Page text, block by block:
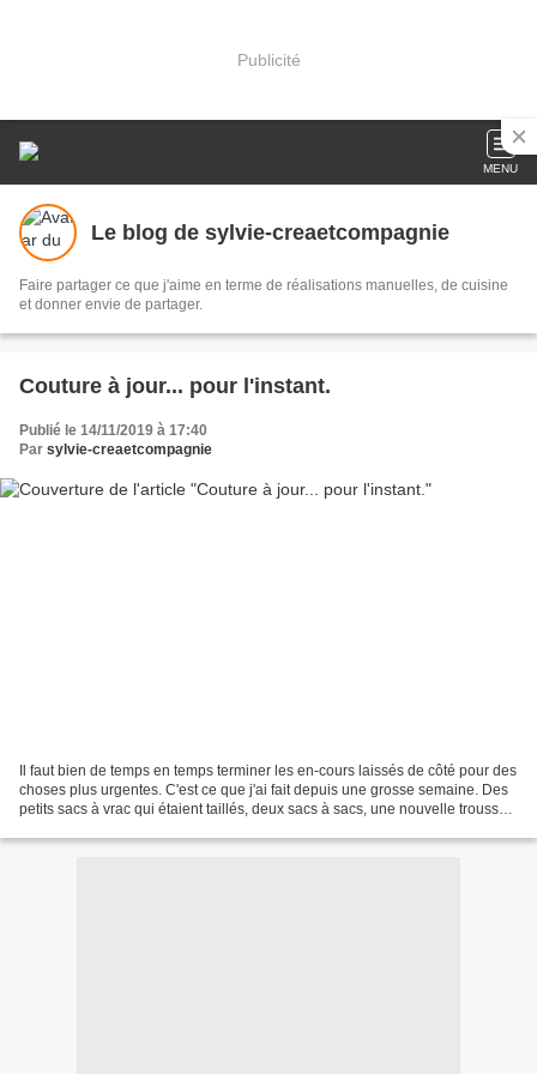
Publicité
MENU
Le blog de sylvie-creaetcompagnie
Faire partager ce que j'aime en terme de réalisations manuelles, de cuisine
et donner envie de partager.
Couture à jour... pour l'instant.
Publié le 14/11/2019 à 17:40
Par sylvie-creaetcompagnie
Il faut bien de temps en temps terminer les en-cours laissés de côté pour des
choses plus urgentes. C'est ce que j'ai fait depuis une grosse semaine. Des
petits sacs à vrac qui étaient taillés, deux sacs à sacs, une nouvelle trousse